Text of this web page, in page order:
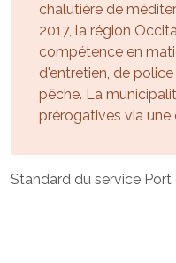
chalutière de
2017, la région
compétence en
d'entretien, de
pêche. La
prérogatives via une
Standard du service Port